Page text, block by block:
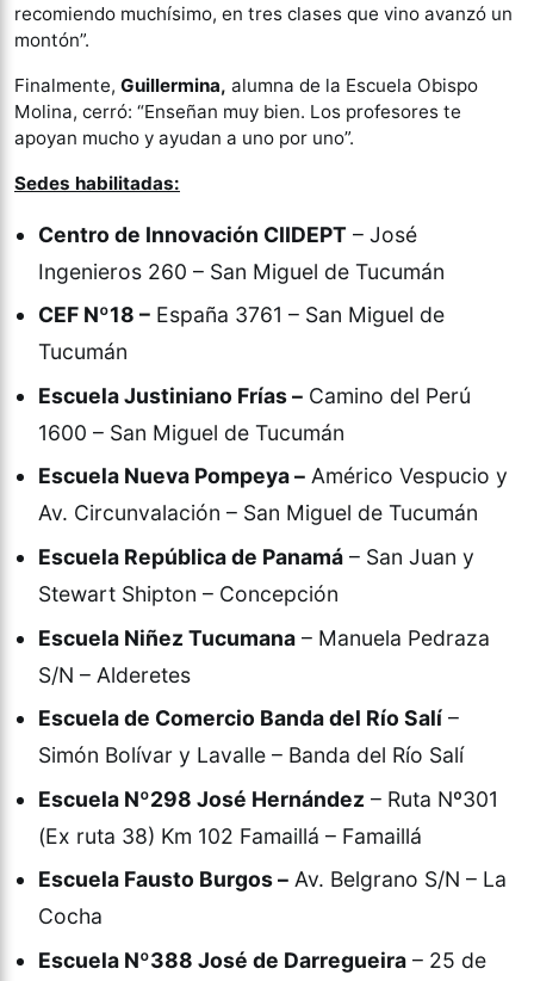
recomiendo muchísimo, en tres clases que vino avanzó un
montón”.
Finalmente, Guillermina, alumna de la Escuela Obispo
Molina, cerró: “Enseñan muy bien. Los profesores te
apoyan mucho y ayudan a uno por uno”.
Sedes habilitadas:
Centro de Innovación CIIDEPT – José
Ingenieros 260 – San Miguel de Tucumán
CEF Nº18 – España 3761 – San Miguel de
Tucumán
Escuela Justiniano Frías – Camino del Perú
1600 – San Miguel de Tucumán
Escuela Nueva Pompeya – Américo Vespucio y
Av. Circunvalación – San Miguel de Tucumán
Escuela República de Panamá – San Juan y
Stewart Shipton – Concepción
Escuela Niñez Tucumana – Manuela Pedraza
S/N – Alderetes
Escuela de Comercio Banda del Río Salí –
Simón Bolívar y Lavalle – Banda del Río Salí
Escuela Nº298 José Hernández – Ruta Nº301
(Ex ruta 38) Km 102 Famaillá – Famaillá
Escuela Fausto Burgos – Av. Belgrano S/N – La
Cocha
Escuela Nº388 José de Darregueira – 25 de